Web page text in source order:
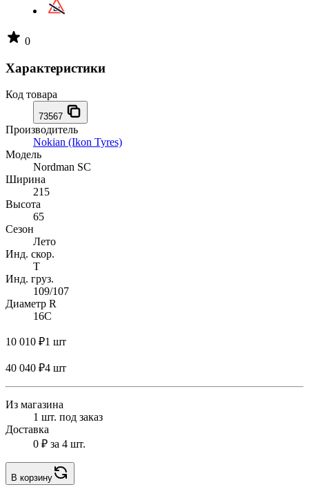
0
Характеристики
Код товара
73567
Производитель
Nokian (Ikon Tyres)
Модель
Nordman SC
Ширина
215
Высота
65
Сезон
Лето
Инд. скор.
T
Инд. груз.
109/107
Диаметр R
16C
10 010 ₽1 шт
40 040 ₽4 шт
Из магазина
1 шт. под заказ
Доставка
0 ₽ за 4 шт.
В корзину